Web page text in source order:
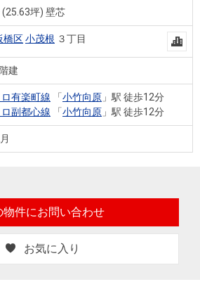
購入ガイ
ド
(25.63坪) 壁芯
橋区小茂根 ３丁目
建
有楽町線 「小竹向原 」駅 徒歩12分
副都心線 「小竹向原 」駅 徒歩12分
物件にお問い合わせ
お気に入り